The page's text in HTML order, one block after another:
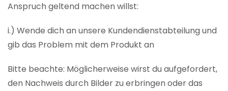
Anspruch geltend machen willst:
i.) Wende dich an unsere Kundendienstabteilung und
gib das Problem mit dem Produkt an
Bitte beachte: Möglicherweise wirst du aufgefordert,
den Nachweis durch Bilder zu erbringen oder das